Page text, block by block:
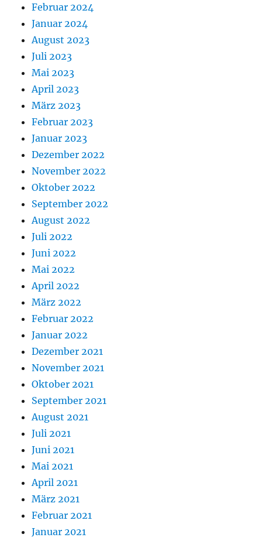
Februar 2024
Januar 2024
August 2023
Juli 2023
Mai 2023
April 2023
März 2023
Februar 2023
Januar 2023
Dezember 2022
November 2022
Oktober 2022
September 2022
August 2022
Juli 2022
Juni 2022
Mai 2022
April 2022
März 2022
Februar 2022
Januar 2022
Dezember 2021
November 2021
Oktober 2021
September 2021
August 2021
Juli 2021
Juni 2021
Mai 2021
April 2021
März 2021
Februar 2021
Januar 2021